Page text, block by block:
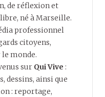
de réflexion et
né à Marseille.
professionnel
citoyens,
monde.
sur Qui Vive :
dessins, ainsi que
: reportage,